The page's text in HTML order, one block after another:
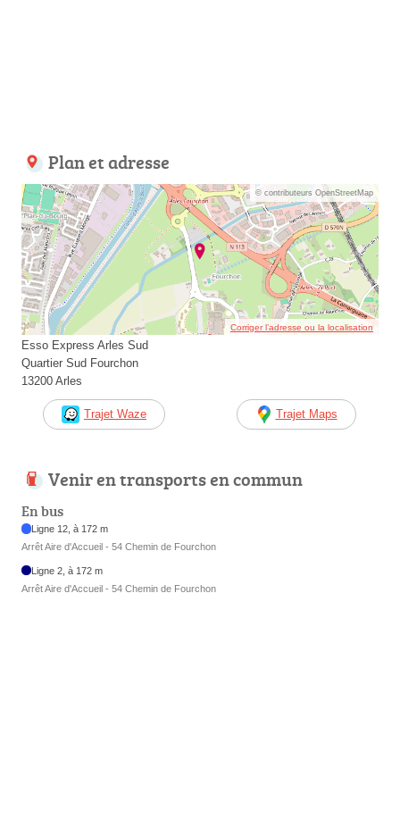
Plan et adresse
© contributeurs OpenStreetMap
Corriger l’adresse ou la localisation
Esso Express Arles Sud
Quartier Sud Fourchon
13200 Arles
Trajet Waze Trajet Maps
Venir en transports en commun
En bus
Ligne 12, à 172 m
Arrêt Aire d'Accueil - 54 Chemin de Fourchon
Ligne 2, à 172 m
Arrêt Aire d'Accueil - 54 Chemin de Fourchon